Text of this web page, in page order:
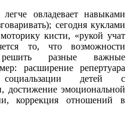
овладевает навыками
сегодня куклами
кисти, «рукой учат
то, что возможности
решить разные важные
расширение репертуара
детей с
достижение эмоциональной
коррекция отношений в